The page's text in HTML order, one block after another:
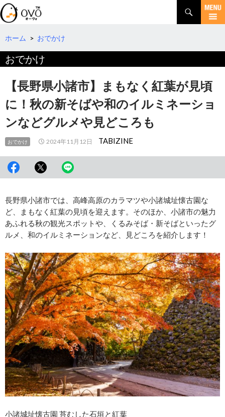
検
索
コ
テ
ツ
へ
ホーム > おでかけ
おでかけ
【長野県小諸市】まもなく紅葉が見頃
に！秋の新そばや和のイルミネーショ
ンなどグルメや見どころも
おでかけ 2024年11月12日 TABIZINE
長野県小諸市では、高峰高原のカラマツや小諸城址懐古園な
ど、まもなく紅葉の見頃を迎えます。そのほか、小諸市の魅力
あふれる秋の観光スポットや、くるみそば・新そばといったグ
ルメ、和のイルミネーションなど、見どころを紹介します！
小諸城址懐古園 苔むした石垣と紅葉